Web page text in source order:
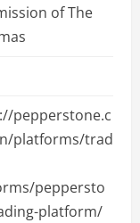
of The
pepperstone.c
platforms/trad
peppersto
platform/